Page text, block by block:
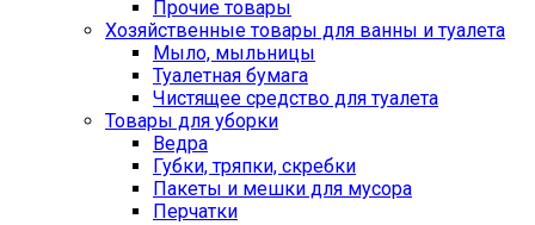
Прочие товары
Хозяйственные товары для ванны и туалета
Мыло, мыльницы
Туалетная бумага
Чистящее средство для туалета
Товары для уборки
Ведра
Губки, тряпки, скребки
Пакеты и мешки для мусора
Перчатки